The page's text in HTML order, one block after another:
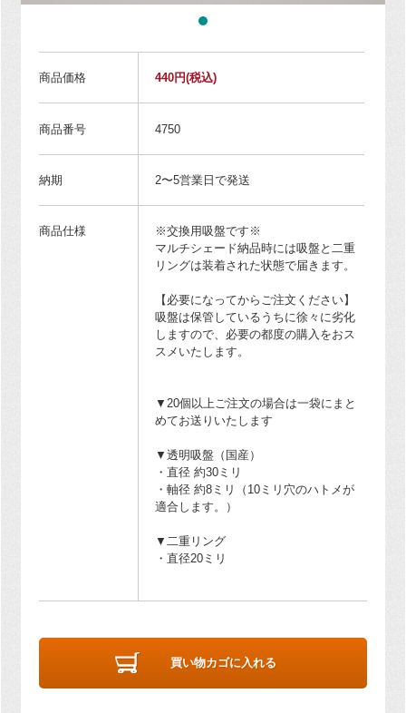
商品価格 440円(税込)
商品番号 4750
納期 2〜5営業日で発送
商品仕様
※交換用吸盤です※
マルチシェード納品時には吸盤と二重
リングは装着された状態で届きます。
【必要になってからご注文ください】
吸盤は保管しているうちに徐々に劣化
しますので、必要の都度の購入をおス
スメいたします。
▼20個以上ご注文の場合は一袋にまと
めてお送りいたします
▼透明吸盤（国産）
・直径 約30ミリ
・軸径 約8ミリ（10ミリ穴のハトメが
適合します。）
▼二重リング
・直径20ミリ
買い物カゴに入れる